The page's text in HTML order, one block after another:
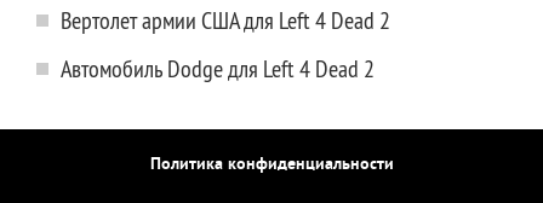
Вертолет армии США для Left 4 Dead 2
Автомобиль Dodge для Left 4 Dead 2
Политика конфиденциальности